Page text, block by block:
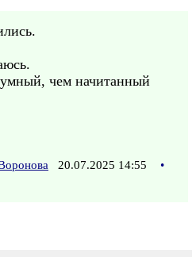
чем начитанный
20.07.2025 14:55
•